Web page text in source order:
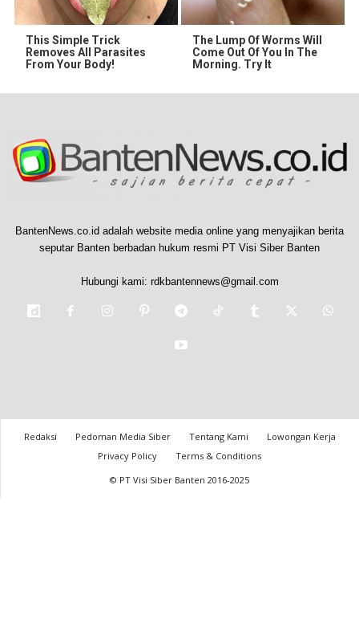
This Simple Trick
Removes All Parasites
From Your Body!
The Lump Of Worms Will
Come Out Of You In The
Morning. Try It
BantenNews.co.id adalah website media online yang menyajikan berita
seputar Banten berbadan hukum resmi PT Visi Siber Banten
Hubungi kami: rdkbantennews@gmail.com
Redaksi Pedoman Media Siber Tentang Kami
Lowongan Kerja
Privacy Policy
Terms & Conditions
© PT Visi Siber Banten 2016-2025